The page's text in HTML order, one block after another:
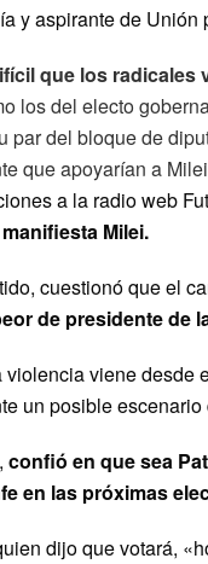
y aspirante de
que los radicales
los del electo
par del bloque de
que apoyarían a
a la radio web
Milei.
cuestionó que el
de presidente de
violencia viene desde
un posible
confió en que sea
en las próximas
dijo que votará,